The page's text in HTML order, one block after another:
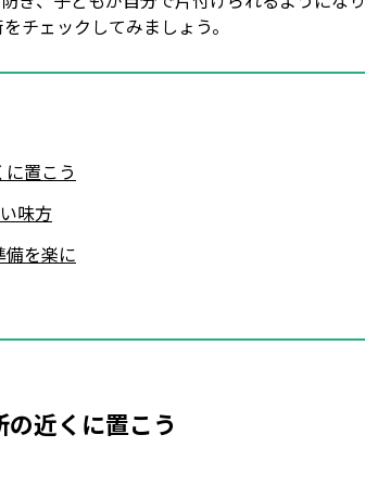
チェックしてみましょう。
置こう
味方
備を楽に
近くに置こう